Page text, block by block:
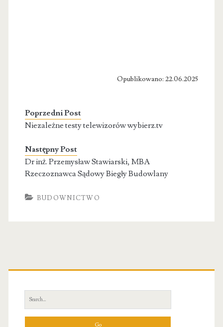
Opublikowano: 22.06.2025
Poprzedni Post
Niezależne testy telewizorów wybierz.tv
Następny Post
Dr inż. Przemysław Stawiarski, MBA
Rzeczoznawca Sądowy Biegły Budowlany
BUDOWNICTWO
Primary
Sidebar
Search
for: